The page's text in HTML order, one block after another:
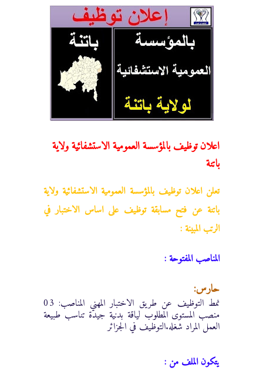
اعلان توظيف بالمؤسسة العمومية الاستشفائية ولاية
باتنة
تعلناعلان توظيف بالمؤسسة العمومية الاستشفائية ولاية
باتنة عن فتح مسابقة توظيف على اساس الاختبار في
الرتب المبينة :
المناصب المفتوحة :
حارس:
نمط التوظيف عن طريق الاختبار المهني المناصب: 03
منصب المستوى المطلوب لياقة بدنية جيدة تناسب طبيعة
العمل المراد شغله.التوظيف في الجزائر
يتكون الملف من :